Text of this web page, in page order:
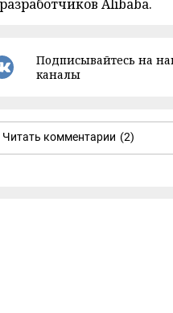
Alibaba.
Подписывайтесь на
каналы
Читать комментарии (2)